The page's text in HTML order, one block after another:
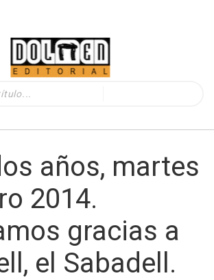
años, martes
2014.
gracias a
el Sabadell.